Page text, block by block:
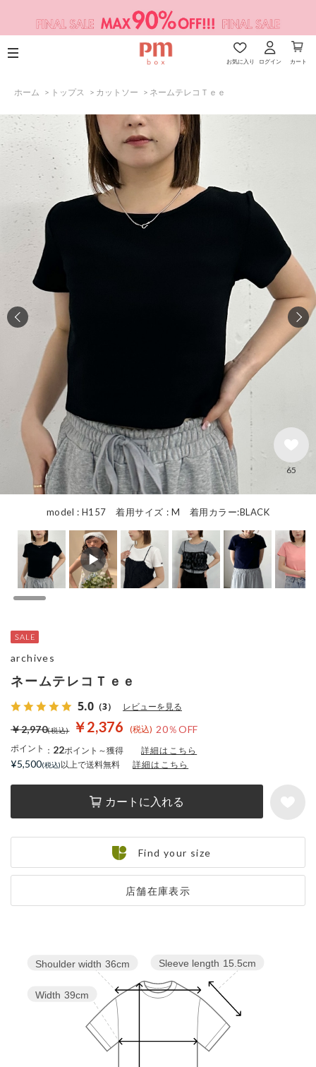
お気に入り ログイン カート
ホーム > トップス > カットソー > ネームテレコＴｅｅ
model : H157 着用サイズ : M 着用カラー:BLACK
65
ネームテレコＴｅｅ
5.0 （3） レビューを見る
￥2,376 20％OFF
￥2,970
ポイント ： 22ポイント～獲得 詳細はこちら
カートに入れる
店舗在庫表示
archives
¥5,500 以上で送料無料 詳細はこちら
Find your size
Sleeve length 15.5cm
Width 39cm
Shoulder width 36cm